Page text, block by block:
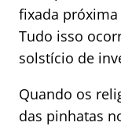
fixada
Tudo isso
solstício de
Quando os
das pinhatas